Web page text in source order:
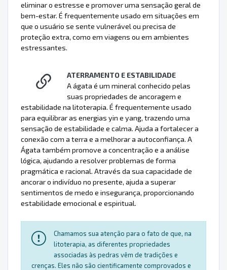
eliminar o estresse e promover uma sensação geral de
bem-estar. É frequentemente usado em situações em
que o usuário se sente vulnerável ou precisa de
proteção extra, como em viagens ou em ambientes
estressantes.
ATERRAMENTO E ESTABILIDADE
A ágata é um mineral conhecido pelas
suas propriedades de ancoragem e
estabilidade na litoterapia. É frequentemente usado
para equilibrar as energias yin e yang, trazendo uma
sensação de estabilidade e calma. Ajuda a fortalecer a
conexão com a terra e a melhorar a autoconfiança. A
Ágata também promove a concentração e a análise
lógica, ajudando a resolver problemas de forma
pragmática e racional. Através da sua capacidade de
ancorar o indivíduo no presente, ajuda a superar
sentimentos de medo e insegurança, proporcionando
estabilidade emocional e espiritual.
Chamamos sua atenção para o fato de que, na
litoterapia, as diferentes propriedades
associadas às pedras vêm de tradições e
crenças. Eles não são cientificamente comprovados e